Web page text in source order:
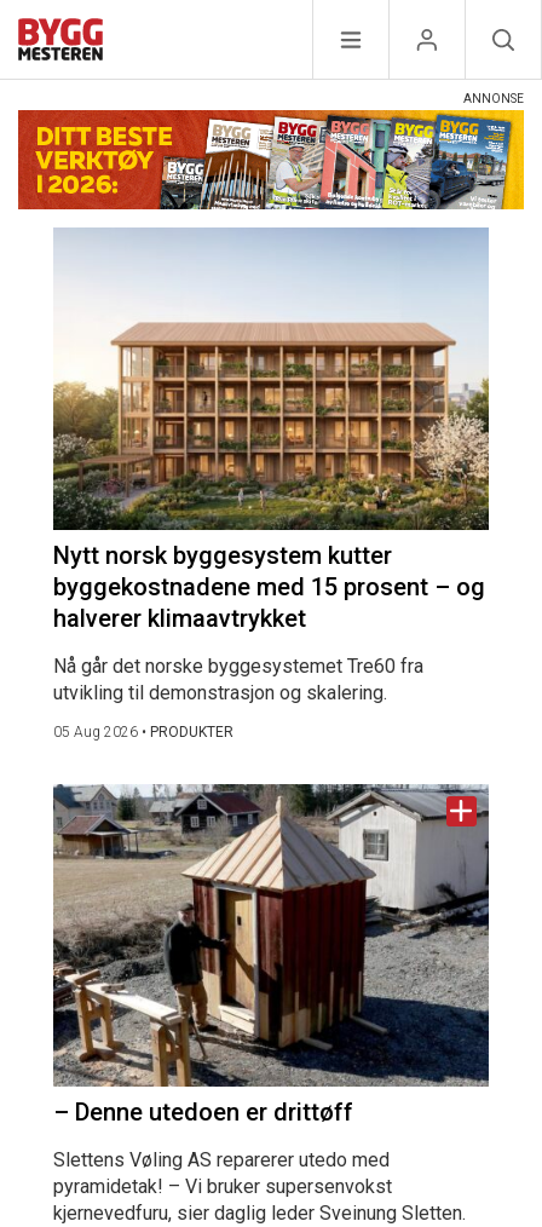
Nytt norsk byggesystem kutter
byggekostnadene med 15 prosent – og
halverer klimaavtrykket
Nå går det norske byggesystemet Tre60 fra
utvikling til demonstrasjon og skalering.
05 Aug 2026 • PRODUKTER
– Denne utedoen er drittøff
Slettens Vøling AS reparerer utedo med
pyramidetak! – Vi bruker supersenvokst
kjernevedfuru, sier daglig leder Sveinung Sletten.